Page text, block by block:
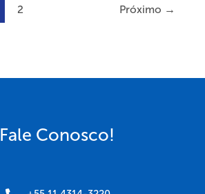
2 Próximo →
Fale Conosco!